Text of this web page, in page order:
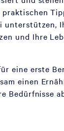
praktischen
unterstützen,
und Ihre
eine erste
einen
Bedürfnisse